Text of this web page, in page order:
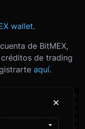
wallet.
de BitMEX,
de trading
aquí.